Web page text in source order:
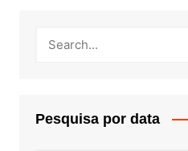
Pesquisa por data